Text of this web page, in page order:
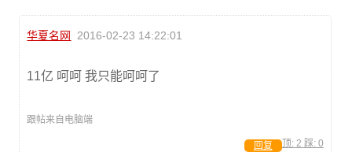
华夏名网 2016-02-23 14:22:01
11亿 呵呵 我只能呵呵了
跟帖来自电脑端
顶: 2 踩: 0
回复